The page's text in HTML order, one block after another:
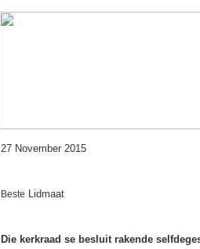
27 November 2015
Beste Lidmaat
Die kerkraad se besluit rakende